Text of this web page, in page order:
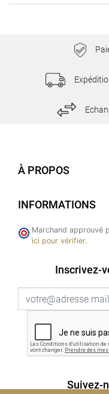
À PROPOS
INFORMATIONS
Marchand approuvé
ici pour vérifier.
Inscrivez-
Suivez-